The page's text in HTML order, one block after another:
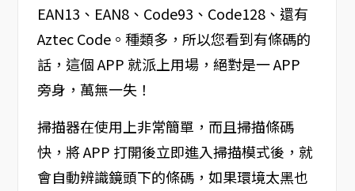
EAN13、EAN8、Code93、Code128、還有
Aztec Code。種類多，所以您看到有條碼的
話，這個 APP 就派上用場，絕對是一 APP
旁身，萬無一失！
掃描器在使用上非常簡單，而且掃描條碼
快，將 APP 打開後立即進入掃描模式後，就
會自動辨識鏡頭下的條碼，如果環境太黑也